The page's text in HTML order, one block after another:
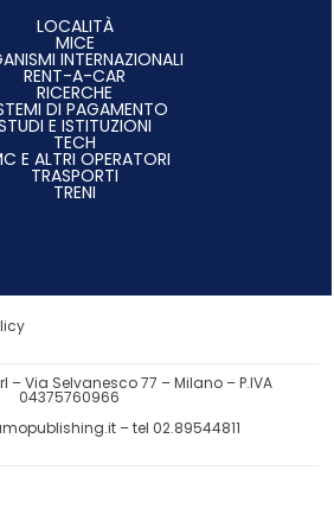
LOCALITÀ
MICE
INTERNAZIONALI
RENT-A-CAR
RICERCHE
DI PAGAMENTO
E ISTITUZIONI
TECH
E ALTRI OPERATORI
TRASPORTI
TRENI
– Via Selvanesco 77 – Milano – P.IVA
04375760966
– tel 02.89544811